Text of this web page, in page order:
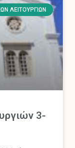
ΛΕΙΤΟΥΡΓΙΏΝ
3-